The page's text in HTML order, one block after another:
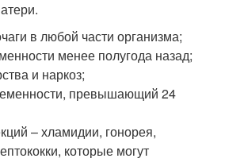
в любой части организма;
менее полугода назад;
и наркоз;
превышающий 24
– хламидии, гонорея,
которые могут